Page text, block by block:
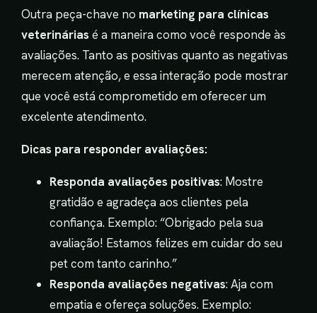
Outra peça-chave no marketing para clínicas
veterinárias é a maneira como você responde às
avaliações. Tanto as positivas quanto as negativas
merecem atenção, e essa interação pode mostrar
que você está comprometido em oferecer um
excelente atendimento.
Dicas para responder avaliações:
Responda avaliações positivas: Mostre
gratidão e agradeça aos clientes pela
confiança. Exemplo: “Obrigado pela sua
avaliação! Estamos felizes em cuidar do seu
pet com tanto carinho.”
Responda avaliações negativas: Aja com
empatia e ofereça soluções. Exemplo: